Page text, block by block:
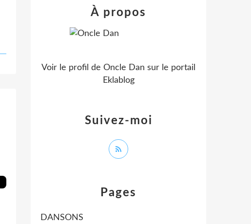
Pages
DANSONS
Suivez-moi
À propos
Voir le profil de Oncle Dan sur le portail
Eklablog